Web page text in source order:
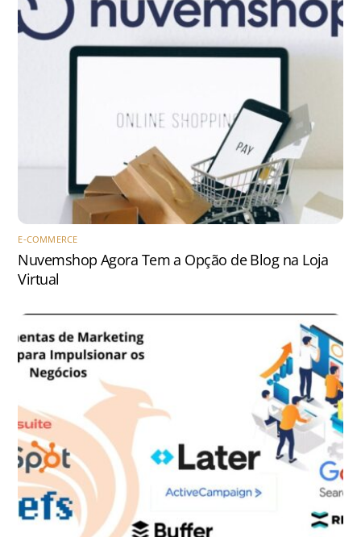
E-COMMERCE
Nuvemshop Agora Tem a Opção de Blog na Loja
Virtual